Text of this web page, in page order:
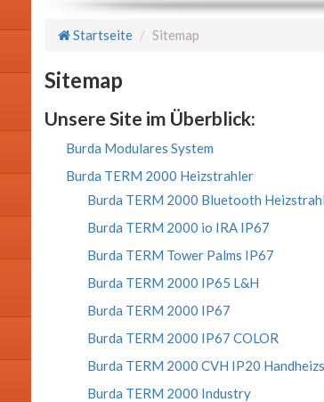
Startseite Sitemap
Sitemap
Unsere Site im Überblick:
Burda Modulares System
Burda TERM 2000 Heizstrahler
Burda TERM 2000 Bluetooth
Burda TERM 2000 io IRA IP67
Burda TERM Tower Palms IP67
Burda TERM 2000 IP65 L&H
Burda TERM 2000 IP67
Burda TERM 2000 IP67 COLOR
Burda TERM 2000 CVH IP20
Burda TERM 2000 Industry